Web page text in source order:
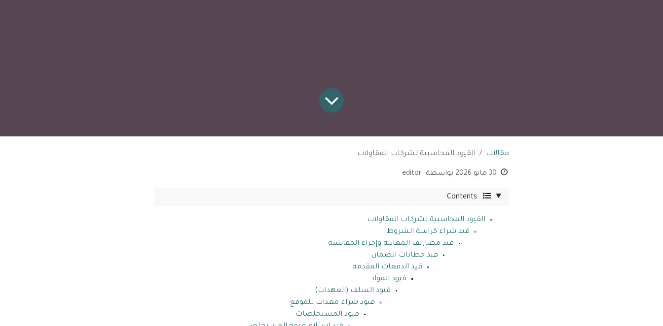
مقالات القيود المحاسبية لشركات المقاولات
30 مايو 2026 بواسطة editor
Contents
القيود المحاسبية لشركات المقاولات
قيد شراء كراسة الشروط
قيد مصاريف المعاينة وإجراء المقايسة
قيد خطابات الضمان
قيد الدفعات المقدمة
قيود المواد
قيود السلف (العهدات)
قيود شراء معدات للموقع
قيود المستخلصات